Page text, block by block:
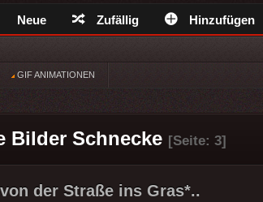
Neue Zufällig Hinzufügen
GIF ANIMATIONEN
Bilder Schnecke [Seite: 3]
der Straße ins Gras*..